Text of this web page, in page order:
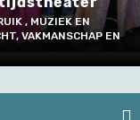
AMBACHT,